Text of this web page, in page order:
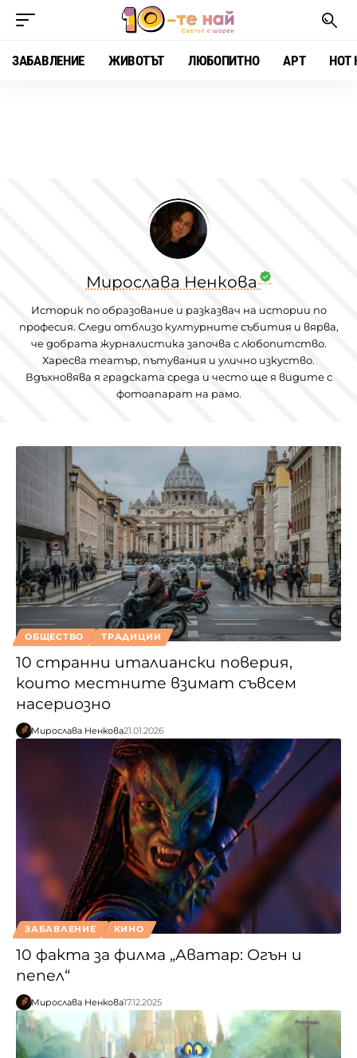
ЗАБАВЛЕНИЕ ЖИВОТЪТ ЛЮБОПИТНО АРТ HOT
Мирослава Ненкова
Историк по образование и разказвач на истории по
професия. Следи отблизо културните събития и вярва,
че добрата журналистика започва с любопитство.
Харесва театър, пътувания и улично изкуство.
Вдъхновява я градската среда и често ще я видите с
фотоапарат на рамо.
ОБЩЕСТВО ТРАДИЦИИ
10 странни италиански поверия,
които местните взимат съвсем
насериозно
Мирослава Ненкова21.01.2026
ЗАБАВЛЕНИЕ КИНО
10 факта за филма „Аватар: Огън и
пепел“
Мирослава Ненкова17.12.2025